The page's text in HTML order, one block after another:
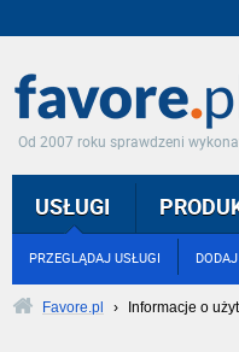
Od 2007 roku sprawdzeni
USŁUGI
PRZEGLĄDAJ USŁUGI
Favore.pl › Informacje o